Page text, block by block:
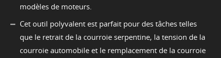
modèles de moteurs.
Cet outil polyvalent est parfait pour des tâches telles
que le retrait de la courroie serpentine, la tension de la
courroie automobile et le remplacement de la courroie